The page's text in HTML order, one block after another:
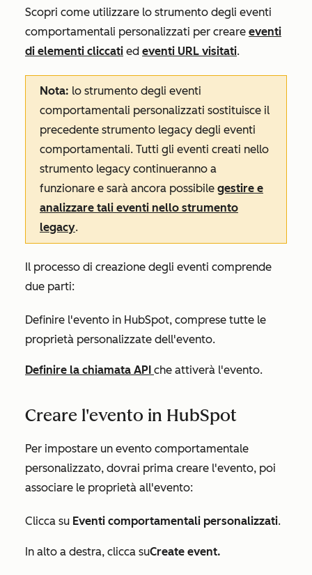
Scopri come utilizzare lo strumento degli eventi
comportamentali personalizzati per creare eventi
di elementi cliccati ed eventi URL visitati.
Nota: lo strumento degli eventi
comportamentali personalizzati sostituisce il
precedente strumento legacy degli eventi
comportamentali. Tutti gli eventi creati nello
strumento legacy continueranno a
funzionare e sarà ancora possibile gestire e
analizzare tali eventi nello strumento
legacy.
Il processo di creazione degli eventi comprende
due parti:
Definire l'evento in HubSpot, comprese tutte le
proprietà personalizzate dell'evento.
Definire la chiamata API che attiverà l'evento.
Creare l'evento in HubSpot
Per impostare un evento comportamentale
personalizzato, dovrai prima creare l'evento, poi
associare le proprietà all'evento:
Clicca su Eventi comportamentali personalizzati.
In alto a destra, clicca suCreate event.